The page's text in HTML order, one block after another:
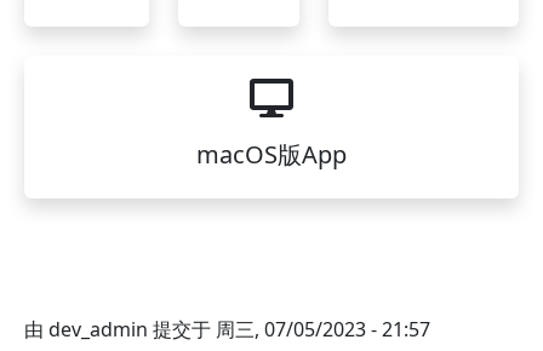
macOS版App
由 dev_admin 提交于 周三, 07/05/2023 - 21:57